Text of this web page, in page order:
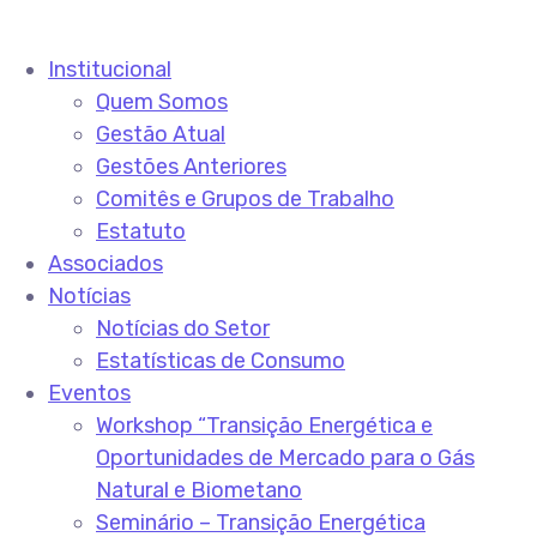
Institucional
Quem Somos
Gestão Atual
Gestões Anteriores
Comitês e Grupos de Trabalho
Estatuto
Associados
Notícias
Notícias do Setor
Estatísticas de Consumo
Eventos
Workshop “Transição Energética e
Oportunidades de Mercado para o Gás
Natural e Biometano
Seminário – Transição Energética